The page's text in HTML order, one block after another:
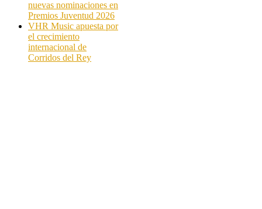
nuevas nominaciones en
Premios Juventud 2026
VHR Music apuesta por
el crecimiento
internacional de
Corridos del Rey